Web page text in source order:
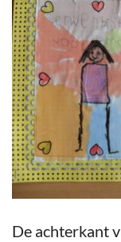
De achterkant